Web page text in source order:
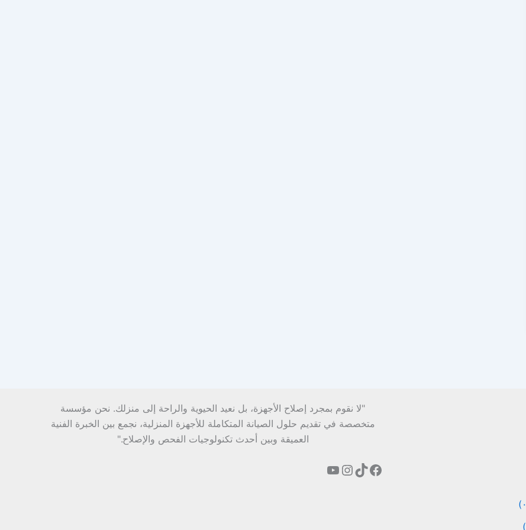
"لا نقوم بمجرد إصلاح الأجهزة، بل نعيد الحيوية والراحة إلى منزلك. نحن مؤسسة
متخصصة في تقديم حلول الصيانة المتكاملة للأجهزة المنزلية، نجمع بين الخبرة الفنية
العميقة وبين أحدث تكنولوجيات الفحص والإصلاح."